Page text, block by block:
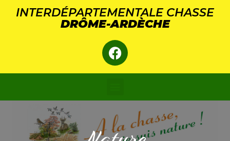
INTERDÉPARTEMENTALE CHASSE
DRÔME-ARDÈCHE
Panneau de gestion des cookies